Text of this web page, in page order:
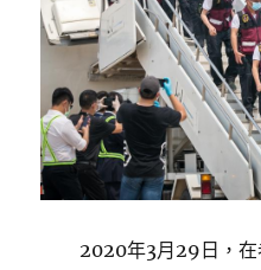
2020年3月29日，在